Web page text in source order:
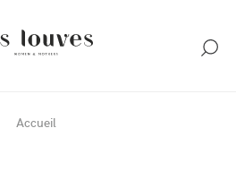
Accueil